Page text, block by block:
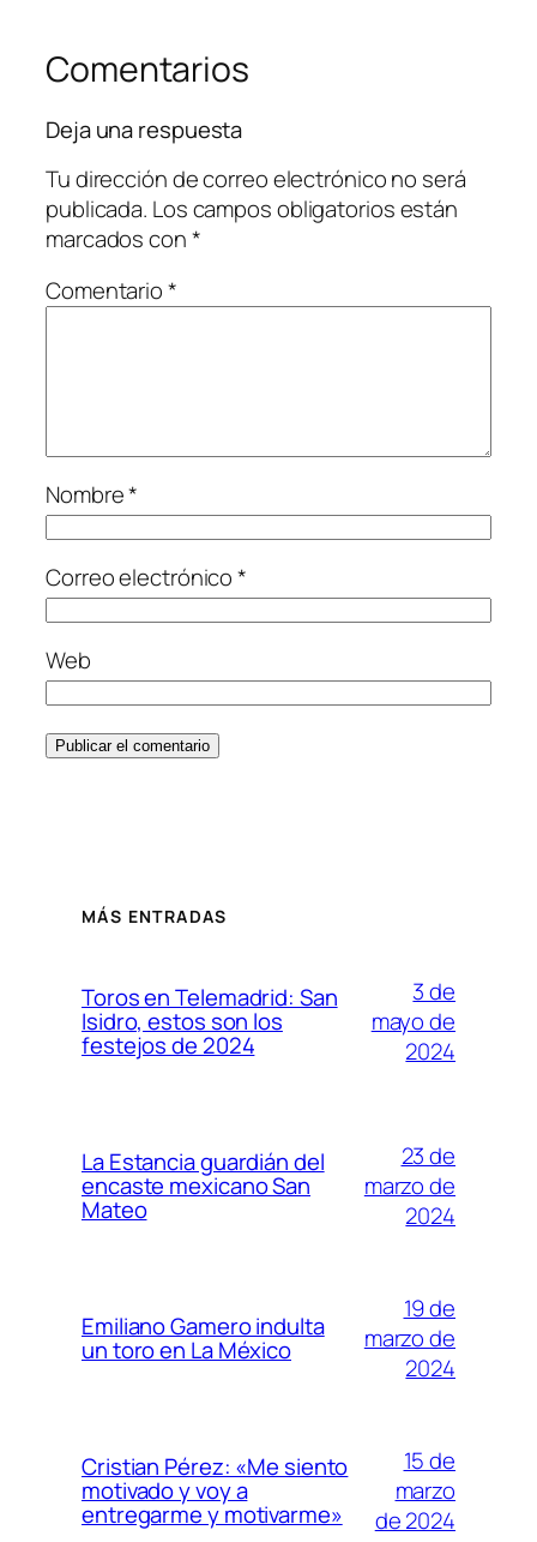
Comentarios
Deja una respuesta
Tu dirección de correo electrónico no será
publicada. Los campos obligatorios están
marcados con*
Comentario*
Nombre*
Correo electrónico*
Web
MÁS ENTRADAS
Toros en Telemadrid: San
Isidro, estos son los
festejos de 2024
3 de
mayo de
2024
La Estancia guardián del
encaste mexicano San
Mateo
23 de
marzo de
2024
Emiliano Gamero indulta
un toro en La México
19 de
marzo de
2024
Cristian Pérez: «Me siento
motivado y voy a
entregarme y motivarme»
15 de
marzo
de 2024